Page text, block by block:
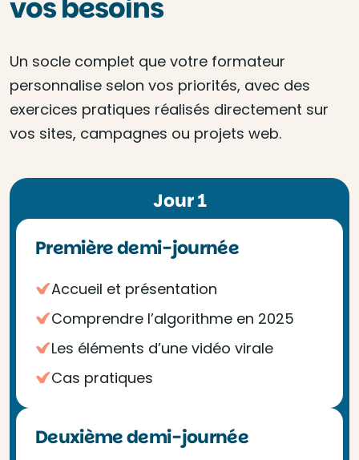
vos besoins
Un socle complet que votre formateur
personnalise selon vos priorités, avec des
exercices pratiques réalisés directement sur
vos sites, campagnes ou projets web.
Jour 1
Première demi-journée
Accueil et présentation
Comprendre l’algorithme en 2025
Les éléments d’une vidéo virale
Cas pratiques
Deuxième demi-journée